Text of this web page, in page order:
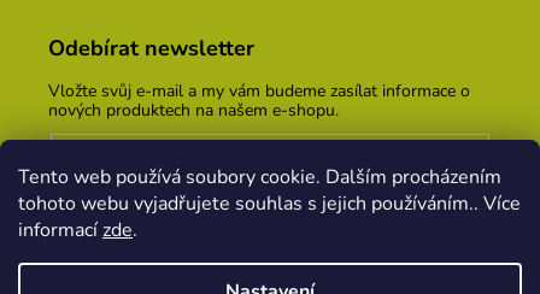
Tento web používá soubory cookie. Dalším procházením
tohoto webu vyjadřujete souhlas s jejich používáním.. Více
informacízde.
Odebírat newsletter
Vložte svůj e-mail a my vám budeme zasílat informace o
nových produktech na našem e-shopu.
Vložením e-mailu souhlasíte spodmínkami ochrany
osobních údajů
PŘIHLÁSIT SE